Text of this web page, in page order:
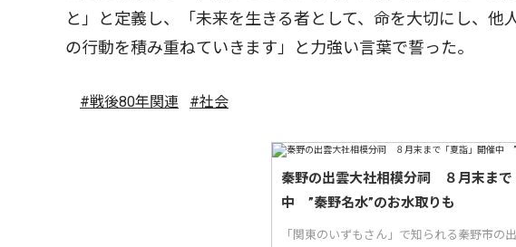
と」と定義し、「未来を生きる者として、命を大切にし、
の行動を積み重ねていきます」と力強い言葉で誓った。
#戦後80年関連 #社会
秦野の出雲大社相模分祠 ８月末まで
中 ”秦野名水”のお水取りも
「関東のいずもさん」で知られる秦野市の